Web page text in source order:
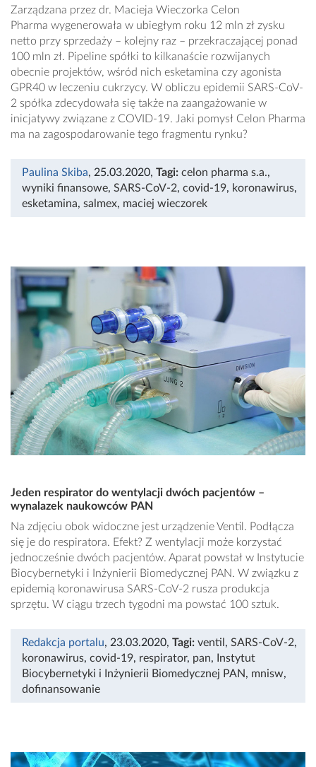
Zarządzana przez dr. Macieja Wieczorka Celon
Pharma wygenerowała w ubiegłym roku 12 mln zł zysku
netto przy sprzedaży – kolejny raz – przekraczającej ponad
100 mln zł. Pipeline spółki to kilkanaście rozwijanych
obecnie projektów, wśród nich esketamina czy agonista
GPR40 w leczeniu cukrzycy. W obliczu epidemii SARS-CoV-
2 spółka zdecydowała się także na zaangażowanie w
inicjatywy związane z COVID-19. Jaki pomysł Celon Pharma
ma na zagospodarowanie tego fragmentu rynku?
Paulina Skiba, 25.03.2020, Tagi: celon pharma s.a.,
wyniki finansowe, SARS-CoV-2, covid-19, koronawirus,
esketamina, salmex, maciej wieczorek
Jeden respirator do wentylacji dwóch pacjentów –
wynalazek naukowców PAN
Na zdjęciu obok widoczne jest urządzenie Ventil. Podłącza
się je do respiratora. Efekt? Z wentylacji może korzystać
jednocześnie dwóch pacjentów. Aparat powstał w Instytucie
Biocybernetyki i Inżynierii Biomedycznej PAN. W związku z
epidemią koronawirusa SARS-CoV-2 rusza produkcja
sprzętu. W ciągu trzech tygodni ma powstać 100 sztuk.
Redakcja portalu, 23.03.2020, Tagi: ventil , SARS-CoV-2,
koronawirus, covid-19, respirator, pan,
Instytut
Biocybernetyki i Inżynierii Biomedycznej PAN, mnisw,
dofinansowanie